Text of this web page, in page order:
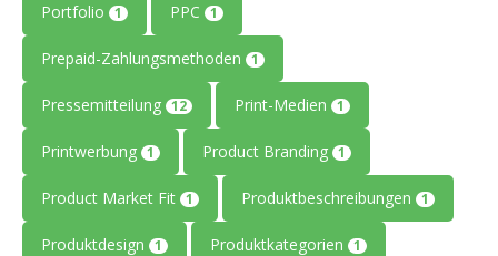
Portfolio 1 PPC 1
Prepaid-Zahlungsmethoden 1
Pressemitteilung 12 Print-Medien 1
Printwerbung 1 Product Branding 1
Product Market Fit 1 Produktbeschreibungen 1
Produktdesign 1 Produktkategorien 1